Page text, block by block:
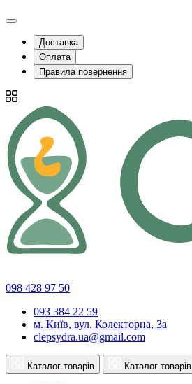
Доставка
Оплата
Правила повернення
098 428 97 50
093 384 22 59
м. Київ, вул. Колекторна, 3а
clepsydra.ua@gmail.com
Каталог товарів Каталог товарів